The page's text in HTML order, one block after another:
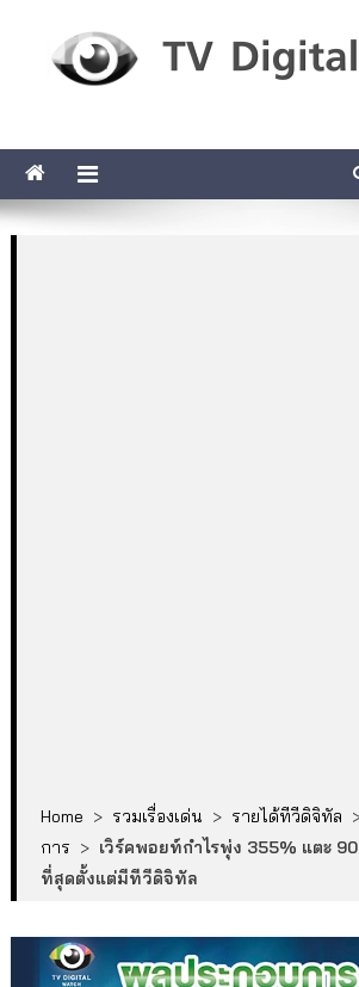
Home > รวมเรื่องเด่น > รายได้ทีวีดิจิทัล
การ > เวิร์คพอยท์กำไรพุ่ง 355% แตะ
ที่สุดตั้งแต่มีทีวีดิจิทัล